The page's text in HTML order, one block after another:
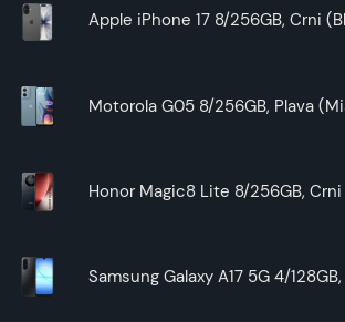
Apple iPhone 17 8/256GB, Crni
Motorola G05 8/256GB, Plava
Honor Magic8 Lite 8/256GB,
Samsung Galaxy A17 5G 4/